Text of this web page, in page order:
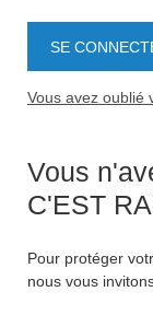
Vous avez oublié
Vous
C'EST
Pour protéger
nous vous